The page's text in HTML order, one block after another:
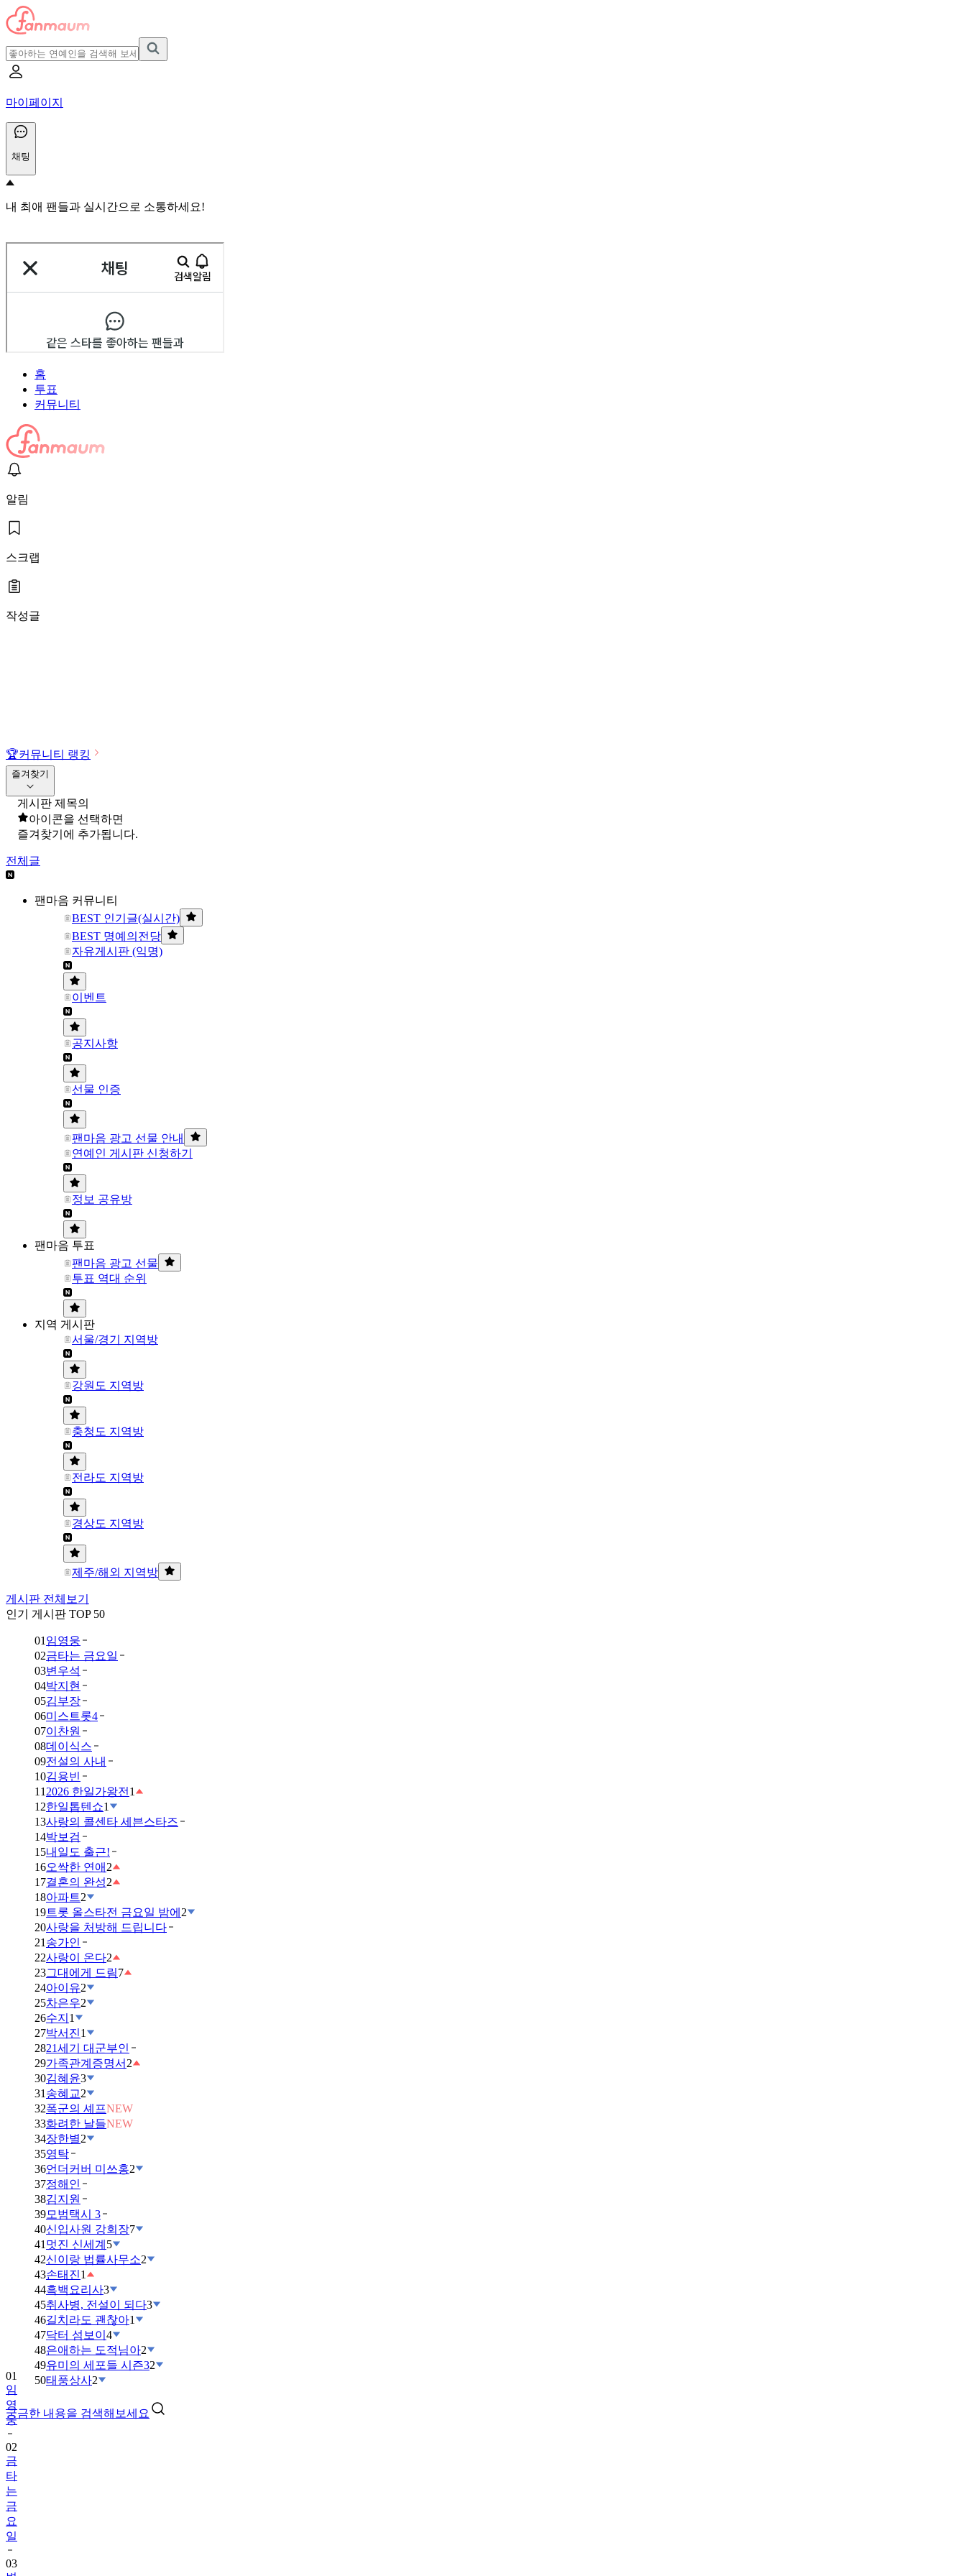
마이페이지
채팅
내 최애 팬들과 실시간으로 소통하세요!
홈
투표
커뮤니티
알림
스크랩
작성글
🏆커뮤니티 랭킹
즐겨찾기
게시판 제목의
아이콘을 선택하면
즐겨찾기에 추가됩니다.
전체글
팬마음 커뮤니티
BEST 인기글(실시간)
BEST 명예의전당
자유게시판 (익명)
이벤트
공지사항
선물 인증
팬마음 광고 선물 안내
연예인 게시판 신청하기
정보 공유방
팬마음 투표
팬마음 광고 선물
투표 역대 순위
지역 게시판
서울/경기 지역방
강원도 지역방
충청도 지역방
전라도 지역방
경상도 지역방
제주/해외 지역방
게시판 전체보기
인기 게시판 TOP 50
01 임영웅
02금타는 금요일
03변우석
04박지현
05김부장
06미스트롯4
07이찬원
08데이식스
09전설의 사내
10김용빈
11 2026 한일가왕전 1
12한일톱텐쇼1
13사랑의 콜센타 세븐스타즈
14박보검
15내일도 출근!
16오싹한 연애 2
17결혼의 완성2
18아파트2
19트롯 올스타전 금요일 밤에 2
20사랑을 처방해 드립니다
21 송가인
22사랑이 온다2
23그대에게 드림7
24아이유2
25차은우2
26수지 1
27박서진1
2821세기 대군부인
29가족관계증명서 2
30김혜윤3
31 송혜교2
32폭군의 셰프NEW
33화려한 날들NEW
34장한별2
35영탁
36언더커버 미쓰홍2
37정해인
38김지원
39모범택시 3
40신입사원 강회장7
41 멋진 신세계 5
42신이랑 법률사무소2
43손태진1
44흑백요리사3
45취사병, 전설이 되다3
46길치라도 괜찮아1
47닥터 섬보이 4
48은애하는 도적님아2
49유미의 세포들 시즌32
50태풍상사2
궁금한 내용을 검색해보세요
01
임
영
웅
02
금
타
는
금
요
일
03